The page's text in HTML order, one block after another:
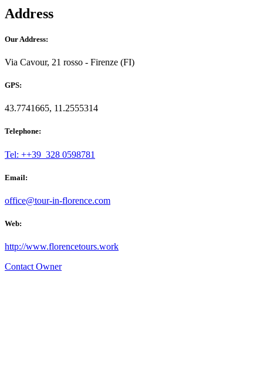
Address
Our Address:
Via Cavour, 21 rosso - Firenze (FI)
GPS:
43.7741665, 11.2555314
Telephone:
Tel: ++39 328 0598781
Email:
office@tour-in-florence.com
Web:
http://www.florencetours.work
Contact Owner